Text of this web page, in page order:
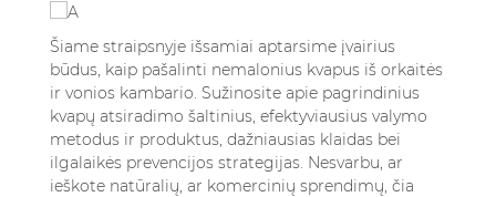
kad nebūtų nemalonių kvapų?
6.4. Ar oro gaivikliai gali ilgam pašalinti
vonios kambario kvapus?
6.5. Kokie produktai geriausiai tinka
įsisenėjusiems orkaitės ar vonios kvapams?
Šiame straipsnyje išsamiai aptarsime įvairius
būdus, kaip pašalinti nemalonius kvapus iš orkaitės
ir vonios kambario. Sužinosite apie pagrindinius
kvapų atsiradimo šaltinius, efektyviausius valymo
metodus ir produktus, dažniausias klaidas bei
ilgalaikės prevencijos strategijas. Nesvarbu, ar
ieškote natūralių, ar komercinių sprendimų, čia